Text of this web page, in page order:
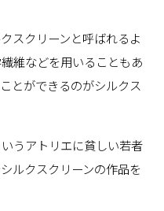
スクリーンと呼ばれるよ
維などを用いることもあ
とができるのがシルクス
うアトリエに貧しい若者
ルクスクリーンの作品を